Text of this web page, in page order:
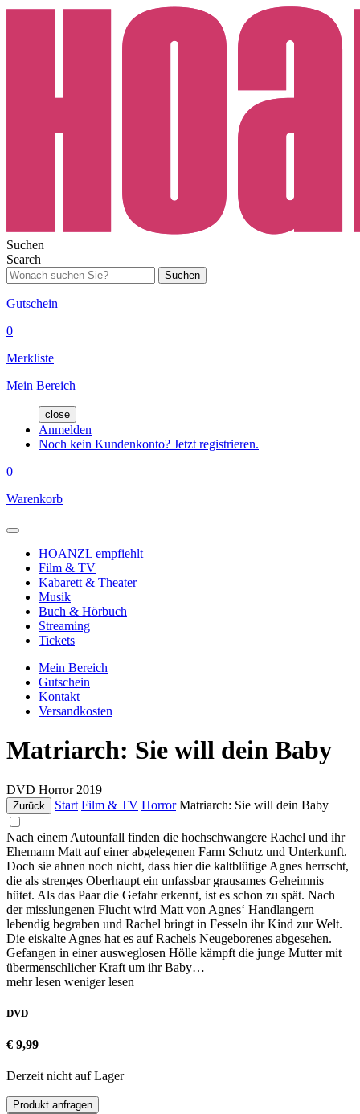
Suchen
Search
Suchen
Gutschein
0
Merkliste
Mein Bereich
close
Anmelden
Noch kein Kundenkonto? Jetzt registrieren.
0
Warenkorb
HOANZL empfiehlt
Film & TV
Kabarett & Theater
Musik
Buch & Hörbuch
Streaming
Tickets
Mein Bereich
Gutschein
Kontakt
Versandkosten
Matriarch: Sie will dein Baby
DVD Horror 2019
Zurück Start Film & TV Horror Matriarch: Sie will dein Baby
Nach einem Autounfall finden die hochschwangere Rachel und ihr
Ehemann Matt auf einer abgelegenen Farm Schutz und Unterkunft.
Doch sie ahnen noch nicht, dass hier die kaltblütige Agnes herrscht,
die als strenges Oberhaupt ein unfassbar grausames Geheimnis
hütet. Als das Paar die Gefahr erkennt, ist es schon zu spät. Nach
der misslungenen Flucht wird Matt von Agnes‘ Handlangern
lebendig begraben und Rachel bringt in Fesseln ihr Kind zur Welt.
Die eiskalte Agnes hat es auf Rachels Neugeborenes abgesehen.
Gefangen in einer ausweglosen Hölle kämpft die junge Mutter mit
übermenschlicher Kraft um ihr Baby…
mehr lesen weniger lesen
DVD
€ 9,99
Derzeit nicht auf Lager
Produkt anfragen